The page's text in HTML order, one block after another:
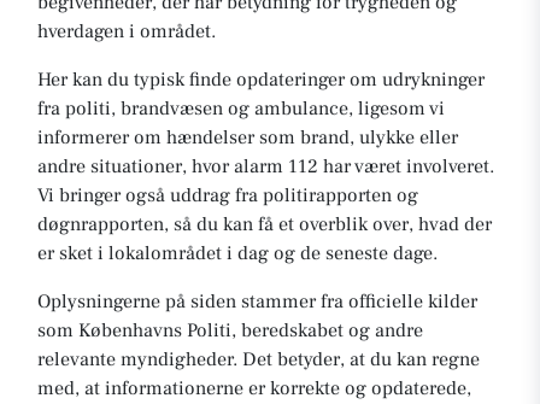
hverdagen i området.
Her kan du typisk finde opdateringer om udrykninger
fra politi, brandvæsen og ambulance, ligesom vi
informerer om hændelser som brand, ulykke eller
andre situationer, hvor alarm 112 har været involveret.
Vi bringer også uddrag fra politirapporten og
døgnrapporten, så du kan få et overblik over, hvad der
er sket i lokalområdet i dag og de seneste dage.
Oplysningerne på siden stammer fra officielle kilder
som Københavns Politi, beredskabet og andre
relevante myndigheder. Det betyder, at du kan regne
med, at informationerne er korrekte og opdaterede,